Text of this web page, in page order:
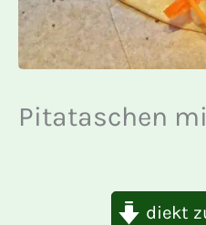
Pitataschen
diekt